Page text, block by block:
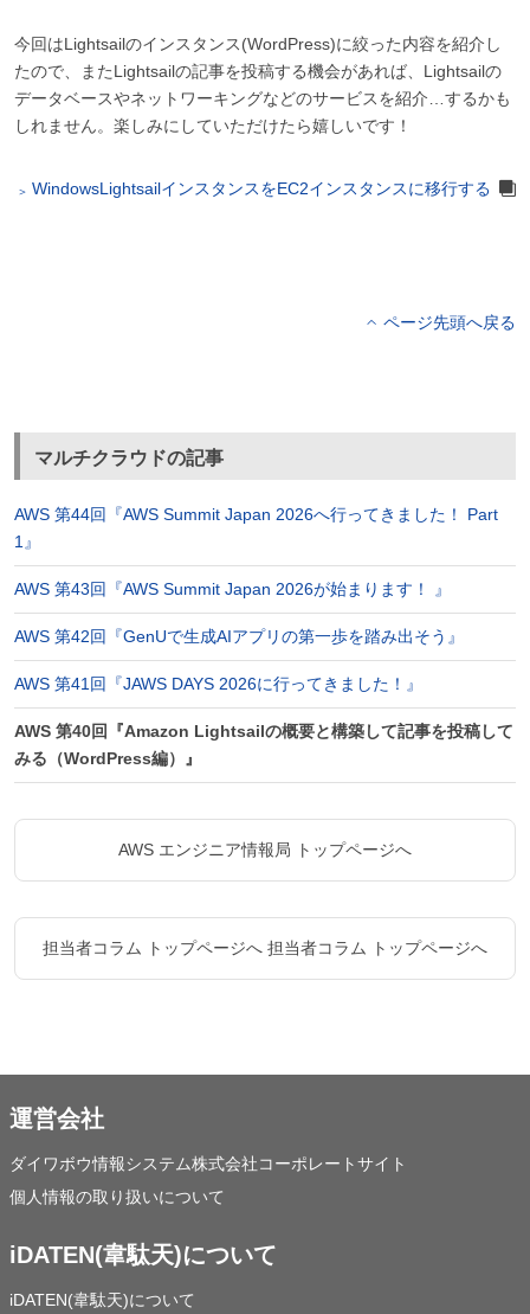
今回はLightsailのインスタンス(WordPress)に絞った内容を紹介し
たので、またLightsailの記事を投稿する機会があれば、Lightsailの
データベースやネットワーキングなどのサービスを紹介…するかも
しれません。楽しみにしていただけたら嬉しいです！
WindowsLightsailインスタンスをEC2インスタンスに移行する
ページ先頭へ戻る
マルチクラウドの記事
AWS 第44回『AWS Summit Japan 2026へ行ってきました！ Part
1』
AWS 第43回『AWS Summit Japan 2026が始まります！ 』
AWS 第42回『GenUで生成AIアプリの第一歩を踏み出そう』
AWS 第41回『JAWS DAYS 2026に行ってきました！』
AWS 第40回『Amazon Lightsailの概要と構築して記事を投稿して
みる（WordPress編）』
AWS エンジニア情報局 トップページへ
担当者コラム トップページへ 担当者コラム トップページへ
運営会社
ダイワボウ情報システム株式会社コーポレートサイト
個人情報の取り扱いについて
iDATEN(韋駄天)について
iDATEN(韋駄天)について